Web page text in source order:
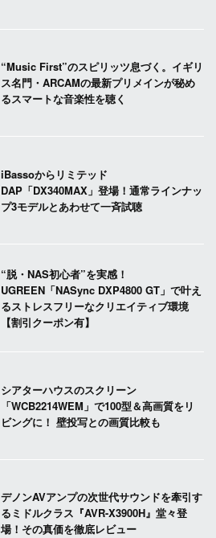
“Music First”のスピリッツ息づく。イギリ
ス名門・ARCAMの最新プリメインが秘め
るスマートな音楽性を聴く
iBassoからリミテッド
DAP「DX340MAX」登場！通常ラインナッ
プ3モデルとあわせて一斉試聴
“脱・NAS初心者”を実感！
UGREEN「NASync DXP4800 GT」で叶え
るストレスフリーなクリエイティブ環境
【割引クーポン有】
シアターハウスのスクリーン
「WCB2214WEM」で100型＆高画質をリ
ビングに！ 壁投写との画質比較も
デノンAVアンプの次世代サウンドを牽引す
るミドルクラス『AVR-X3900H』堂々登
場！その真価を徹底レビュー